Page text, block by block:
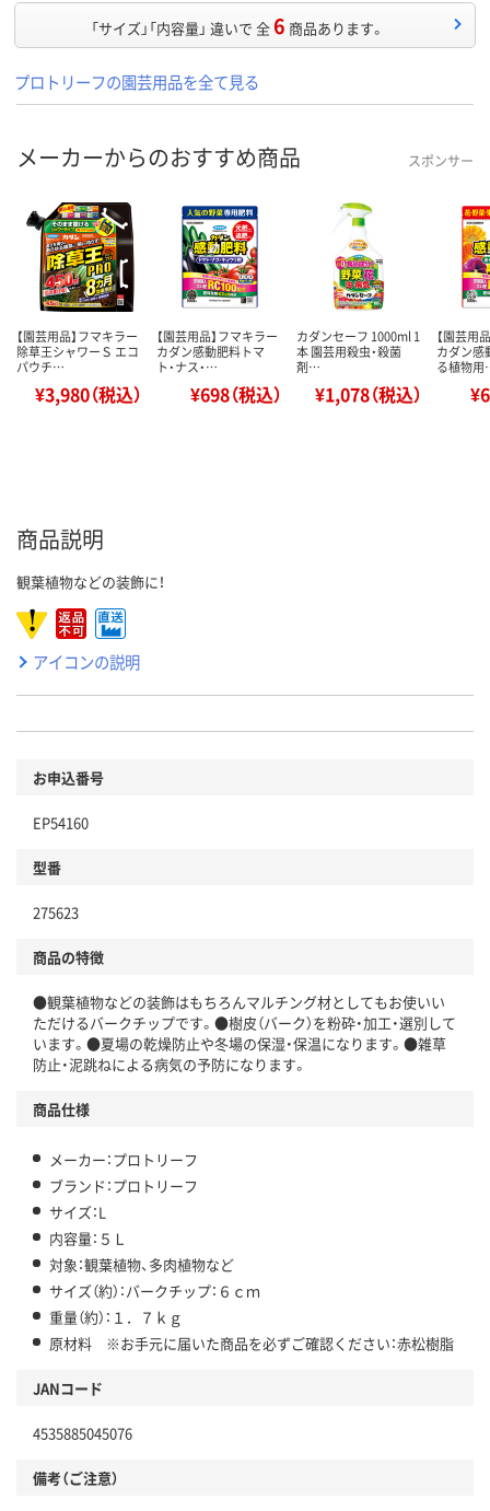
「サイズ」「内容量」 違いで 全6 商品あります。
プロトリーフの園芸用品を全て見る
メーカーからのおすすめ商品 スポンサー
【園芸用品】フマキラー
除草王シャワーＳ エコ
パウチ…
¥3,980（税込）
【園芸用品】フマキラー
カダン感動肥料トマ
ト・ナス・…
¥698（税込）
カダンセーフ 1000ml 1
本 園芸用殺虫・殺菌
剤…
¥1,078（税込）
【園芸用
カダン感
る植物
商品説明
観葉植物などの装飾に！
アイコンの説明
お申込番号
EP54160
型番
275623
商品の特徴
●観葉植物などの装飾はもちろんマルチング材としてもお使いい
ただけるバークチップです。●樹皮（バーク）を粉砕・加工・選別して
います。●夏場の乾燥防止や冬場の保湿・保温になります。●雑草
防止・泥跳ねによる病気の予防になります。
商品仕様
メーカー：プロトリーフ
ブランド：プロトリーフ
サイズ：L
内容量：５Ｌ
対象：観葉植物、多肉植物など
サイズ（約）：バークチップ：６ｃｍ
重量（約）：１．７ｋｇ
原材料 ※お手元に届いた商品を必ずご確認ください：赤松樹脂
JANコード
4535885045076
備考（ご注意）